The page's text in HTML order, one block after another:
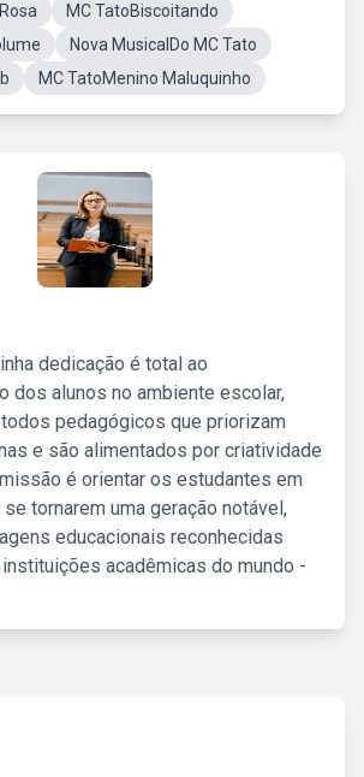
MC TatoBiscoitando
Nova MusicalDo MC Tato
MC TatoMenino Maluquinho
dedicação é total ao
dos alunos no ambiente escolar,
pedagógicos que priorizam
e são alimentados por criatividade
é orientar os estudantes em
se tornarem uma geração notável,
educacionais reconhecidas
acadêmicas do mundo -